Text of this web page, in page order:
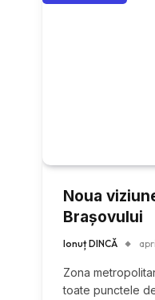
Noua
Brașovului
Ionuț DINCĂ
Zona
toate punctele